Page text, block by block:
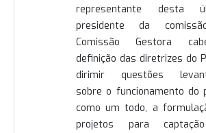
representante desta
presidente da
Comissão Gestora
definição das diretrizes do
dirimir questões
sobre o funcionamento do
como um todo, a
projetos para